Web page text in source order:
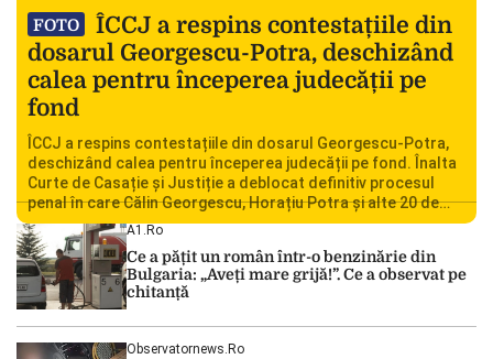
FOTO
ÎCCJ a respins contestațiile din
dosarul Georgescu-Potra, deschizând
calea pentru începerea judecății pe
fond
ÎCCJ a respins contestațiile din dosarul Georgescu-Potra,
deschizând calea pentru începerea judecății pe fond. Înalta
Curte de Casație și Justiție a deblocat definitiv procesul
penal în care Călin Georgescu, Horațiu Potra și alte 20 de
persoane sunt acuzați de acțiuni îndreptate împotriva
ordinii constituționale. În ședința din camera preliminară,
judecătorii de la instanța supremă au […]
A1.ro
Ce a pățit un român într-o benzinărie din
Bulgaria: „Aveți mare grijă!”. Ce a observat pe
chitanță
Observatornews.ro